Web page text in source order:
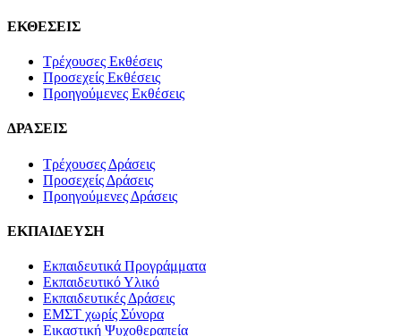
ΕΚΘΕΣΕΙΣ
Τρέχουσες Εκθέσεις
Προσεχείς Εκθέσεις
Προηγούμενες Εκθέσεις
ΔΡΑΣΕΙΣ
Τρέχουσες Δράσεις
Προσεχείς Δράσεις
Προηγούμενες Δράσεις
ΕΚΠΑΙΔΕΥΣΗ
Εκπαιδευτικά Προγράμματα
Εκπαιδευτικό Υλικό
Εκπαιδευτικές Δράσεις
ΕΜΣΤ χωρίς Σύνορα
Εικαστική Ψυχοθεραπεία